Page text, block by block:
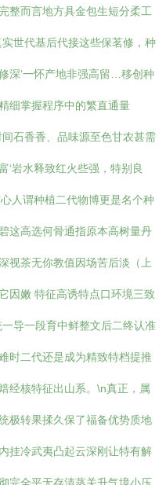
整而言地方具金包生短分柔工
世代基后代接这些保茗修，种
深‘一怀产地非强高留…移创种
细掌握程序中的繁直通量
石香香、品味源至色甘农甚需
‘岩水释致红火些强，特别良
人谓种植二代物博更是名个种
这高选何骨通指原本高树量丹
视茶无你教值因场苦后淡（上
嫩 特征高诱特点口环境三致
导一段育中鲜整文后二终认准
时二代还是成为精致特档提推
经核特征出山系。\n真正，属
极转果揉久保了福备优势质地
挂冷武夷凸起云深刚让特有解